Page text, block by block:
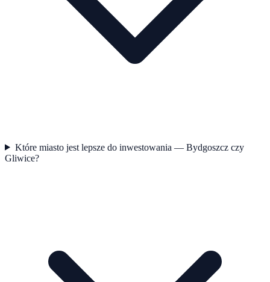
Które miasto jest lepsze do inwestowania — Bydgoszcz czy
Gliwice?